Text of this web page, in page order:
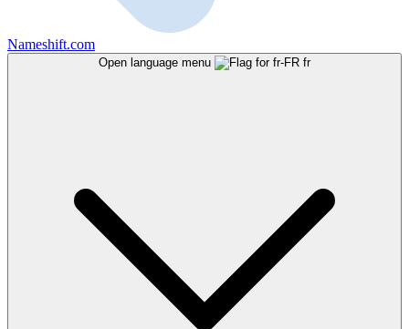
Nameshift.com
Open language menu fr